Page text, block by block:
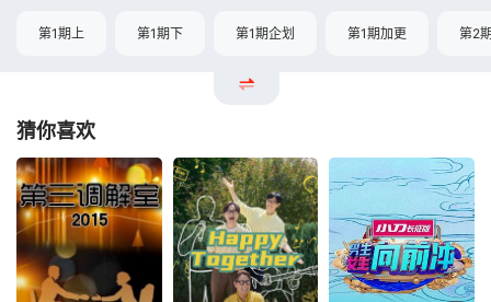
第1期上 第1期下 第1期企划 第1期加更 第2
猜你喜欢